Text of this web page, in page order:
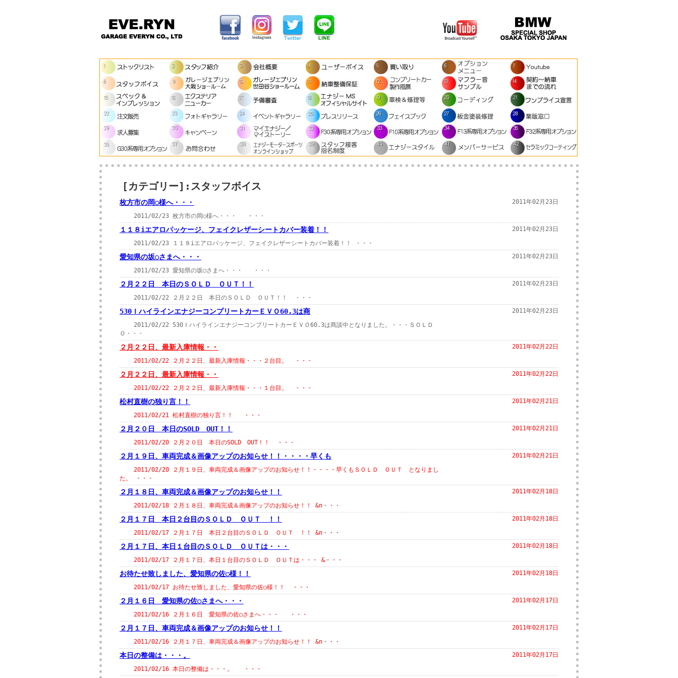
[カテゴリー]:スタッフボイス
枚方市の岡○様へ・・・
2011/02/23 枚方市の岡○様へ・・・ ・・・
2011年02月23日
１１８iエアロパッケージ、フェイクレザーシートカバー装着！！
2011/02/23 １１８iエアロパッケージ、フェイクレザーシートカバー装着！！ ・・・
2011年02月23日
愛知県の坂○さまへ・・・
2011/02/23 愛知県の坂○さまへ・・・ ・・・
2011年02月23日
２月２２日 本日のＳＯＬＤ ＯＵＴ！！
2011/02/22 ２月２２日 本日のＳＯＬＤ ＯＵＴ！！ ・・・
2011年02月23日
530ＩハイラインエナジーコンプリートカーＥＶＯ60.3は商
2011/02/22 530ＩハイラインエナジーコンプリートカーＥＶＯ60.3は商談中となりました。・・・ＳＯＬＤ
Ｏ・・・
2011年02月23日
２月２２日、最新入庫情報・・
2011/02/22 ２月２２日、最新入庫情報・・・２台目。 ・・・
2011年02月22日
２月２２日、最新入庫情報・・
2011/02/22 ２月２２日、最新入庫情報・・・１台目。 ・・・
2011年02月22日
松村直樹の独り言！！
2011/02/21 松村直樹の独り言！！ ・・・
2011年02月21日
２月２０日 本日のSOLD OUT！！
2011/02/20 ２月２０日 本日のSOLD OUT！！ ・・・
2011年02月21日
２月１９日、車両完成＆画像アップのお知らせ！！・・・・早くも
2011/02/20 ２月１９日、車両完成＆画像アップのお知らせ！！・・・・早くもＳＯＬＤ ＯＵＴ となりまし
た。 ・・・
2011年02月21日
２月１８日、車両完成＆画像アップのお知らせ！！
2011/02/18 ２月１８日、車両完成＆画像アップのお知らせ！！ &n・・・
2011年02月18日
２月１７日 本日２台目のＳＯＬＤ ＯＵＴ ！！
2011/02/17 ２月１７日 本日２台目のＳＯＬＤ ＯＵＴ ！！ &n・・・
2011年02月18日
２月１７日、本日１台目のＳＯＬＤ ＯＵＴは・・・
2011/02/17 ２月１７日、本日１台目のＳＯＬＤ ＯＵＴは・・・ &・・・
2011年02月18日
お待たせ致しました、愛知県の佐○様！！
2011/02/17 お待たせ致しました、愛知県の佐○様！！ ・・・
2011年02月18日
２月１６日 愛知県の佐○さまへ・・・
2011/02/16 ２月１６日 愛知県の佐○さまへ・・・ ・・・
2011年02月17日
２月１７日、車両完成＆画像アップのお知らせ！！
2011/02/16 ２月１７日、車両完成＆画像アップのお知らせ！！ &n・・・
2011年02月17日
本日の整備は・・・。
2011/02/16 本日の整備は・・・。 ・・・
2011年02月17日